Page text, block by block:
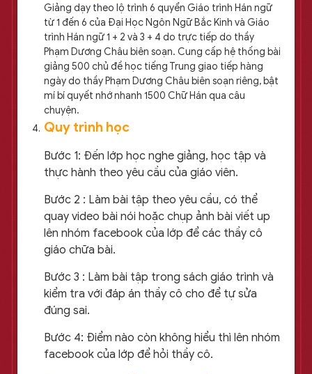
Giảng dạy theo lộ trình 6 quyển Giáo trình Hán ngữ
từ 1 đến 6 của Đại Học Ngôn Ngữ Bắc Kinh và Giáo
trình Hán ngữ 1 + 2 và 3 + 4 do trực tiếp do thầy
Phạm Dương Châu biên soạn. Cung cấp hệ thống bài
giảng 500 chủ đề học tiếng Trung giao tiếp hàng
ngày do thầy Phạm Dương Châu biên soạn riêng, bật
mí bí quyết nhớ nhanh 1500 Chữ Hán qua câu
chuyện.
Quy trình học
Bước 1: Đến lớp học nghe giảng, học tập và
thực hành theo yêu cầu của giáo viên.
Bước 2 : Làm bài tập theo yêu cầu, có thể
quay video bài nói hoặc chụp ảnh bài viết up
lên nhóm facebook của lớp để các thầy cô
giáo chữa bài.
Bước 3 : Làm bài tập trong sách giáo trình và
kiểm tra với đáp án thầy cô cho để tự sửa
đúng sai.
Bước 4: Điểm nào còn không hiểu thì lên nhóm
facebook của lớp để hỏi thầy cô.